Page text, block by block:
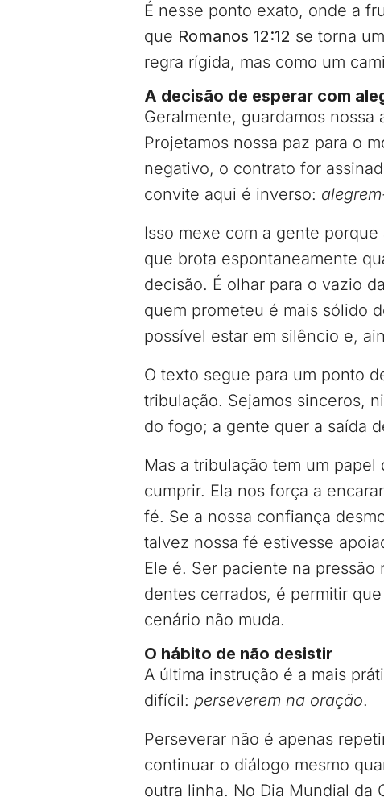
É nesse ponto exato, onde a
que Romanos 12:12 se torna
regra rígida, mas como um
A decisão de esperar com
Geralmente, guardamos nossa
Projetamos nossa paz para o
negativo, o contrato for
convite aqui é inverso:
Isso mexe com a gente
que brota espontaneamente
decisão. É olhar para o vazio
quem prometeu é mais sólido
possível estar em silêncio e,
O texto segue para um ponto
tribulação. Sejamos sinceros,
do fogo; a gente quer a saída
Mas a tribulação tem um
cumprir. Ela nos força a
fé. Se a nossa confiança
talvez nossa fé estivesse
Ele é. Ser paciente na
dentes cerrados, é permitir
cenário não muda.
O hábito de não desistir
A última instrução é a mais
difícil: perseverem na oração.
Perseverar não é apenas
continuar o diálogo mesmo
outra linha. No Dia Mundial da